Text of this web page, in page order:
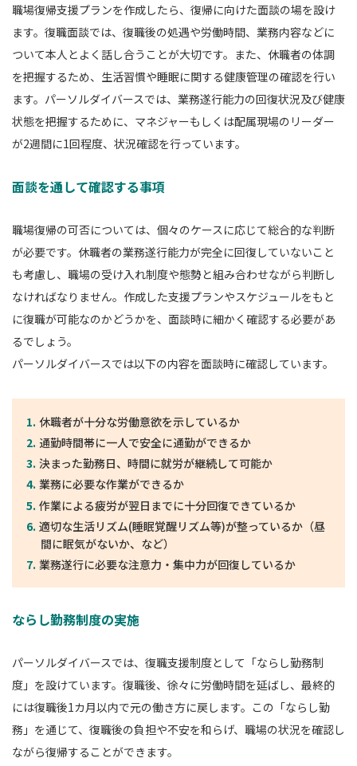
職場復帰支援プランを作成したら、復帰に向けた面談の場を設け
ます。復職面談では、復職後の処遇や労働時間、業務内容などに
ついて本人とよく話し合うことが大切です。また、休職者の体調
を把握するため、生活習慣や睡眠に関する健康管理の確認を行い
ます。パーソルダイバースでは、業務遂行能力の回復状況及び健康
状態を把握するために、マネジャーもしくは配属現場のリーダー
が2週間に1回程度、状況確認を行っています。
面談を通して確認する事項
職場復帰の可否については、個々のケースに応じて総合的な判断
が必要です。休職者の業務遂行能力が完全に回復していないこと
も考慮し、職場の受け入れ制度や態勢と組み合わせながら判断し
なければなりません。作成した支援プランやスケジュールをもと
に復職が可能なのかどうかを、面談時に細かく確認する必要があ
るでしょう。
パーソルダイバースでは以下の内容を面談時に確認しています。
休職者が十分な労働意欲を示しているか
通勤時間帯に一人で安全に通勤ができるか
決まった勤務日、時間に就労が継続して可能か
業務に必要な作業ができるか
作業による疲労が翌日までに十分回復できているか
適切な生活リズム(睡眠覚醒リズム等)が整っているか（昼
間に眠気がないか、など）
業務遂行に必要な注意力・集中力が回復しているか
ならし勤務制度の実施
パーソルダイバースでは、復職支援制度として「ならし勤務制
度」を設けています。復職後、徐々に労働時間を延ばし、最終的
には復職後1カ月以内で元の働き方に戻します。この「ならし勤
務」を通じて、復職後の負担や不安を和らげ、職場の状況を確認し
ながら復帰することができます。